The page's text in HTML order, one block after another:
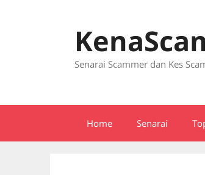
Senarai Scammer dan Kes
Home Senarai